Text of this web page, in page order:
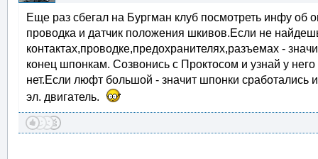
Еще раз сбегал на Бургман клуб посмотреть инфу об
проводка и датчик положения шкивов.Если не
контактах,проводке,предохранителях,разъемах -
конец шпонкам. Созвонись с Проктосом и узнай у
нет.Если люфт большой - значит шпонки сработались
эл. двигатель.